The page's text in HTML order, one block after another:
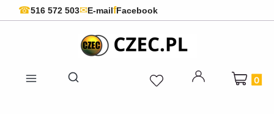
☎516 572 503✉E-mailfFacebook
Otwórz wyszukiwarkę
Produkty